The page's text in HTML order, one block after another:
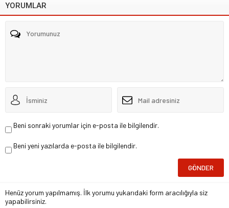
YORUMLAR
Beni sonraki yorumlar için e-posta ile bilgilendir.
Beni yeni yazılarda e-posta ile bilgilendir.
Henüz yorum yapılmamış. İlk yorumu yukarıdaki form aracılığıyla siz
yapabilirsiniz.